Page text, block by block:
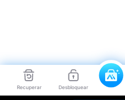
Recuperar Desbloquear